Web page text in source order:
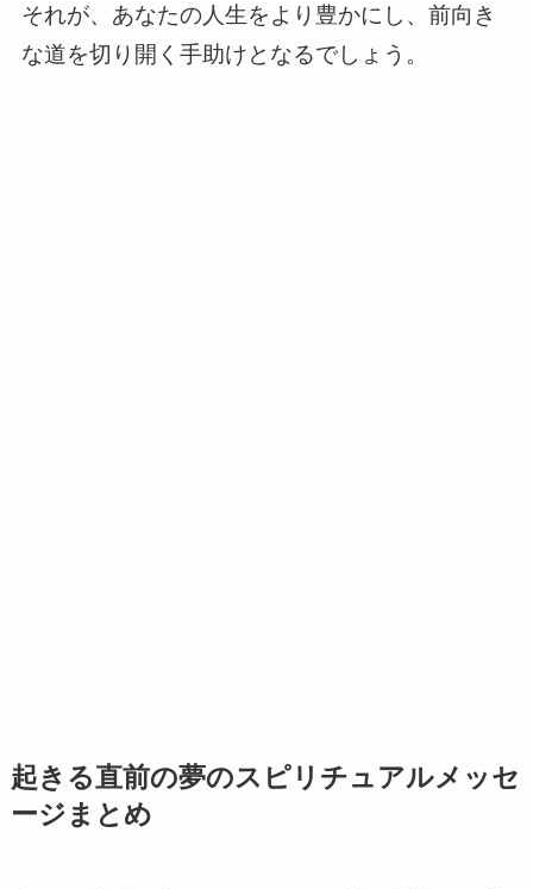
それが、あなたの人生をより豊かにし、前向き
な道を切り開く手助けとなるでしょう。
起きる直前の夢のスピリチュアルメッセ
ージまとめ